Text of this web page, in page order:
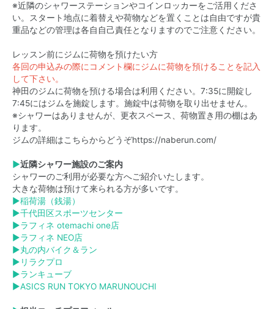
※近隣のシャワーステーションやコインロッカーをご活用くださ
い。スタート地点に着替えや荷物などを置くことは自由ですが貴
重品などの管理は各自自己責任となりますのでご注意ください。
レッスン前にジムに荷物を預けたい方
各回の申込みの際にコメント欄にジムに荷物を預けることを記入
して下さい。
神田のジムに荷物を預ける場合は利用ください。7:35に開錠し
7:45にはジムを施錠します。施錠中は荷物を取り出せません。
※シャワーはありませんが、更衣スペース、荷物置き用の棚はあ
ります。
ジムの詳細はこちらからどうぞhttps://naberun.com/
▶近隣シャワー施設のご案内
シャワーのご利用が必要な方へご紹介いたします。
大きな荷物は預けて来られる方が多いです。
▶稲荷湯（銭湯）
▶千代田区スポーツセンター
▶ラフィネ otemachi one店
▶ラフィネ NEO店
▶丸の内バイク＆ラン
▶ リラクプロ
▶ランキューブ
▶ASICS RUN TOKYO MARUNOUCHI